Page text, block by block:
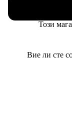
Този
Вие ли сте